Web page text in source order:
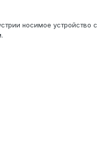
носимое устройство с